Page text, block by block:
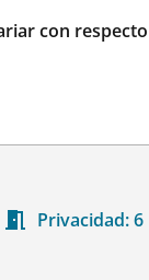
con
Privacidad: 6